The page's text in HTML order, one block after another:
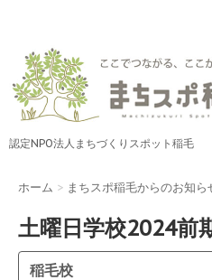
認定NPO法人まちづくりスポット稲毛
ホーム > まちスポ稲毛からのお知ら
土曜日学校2024前
稲毛校